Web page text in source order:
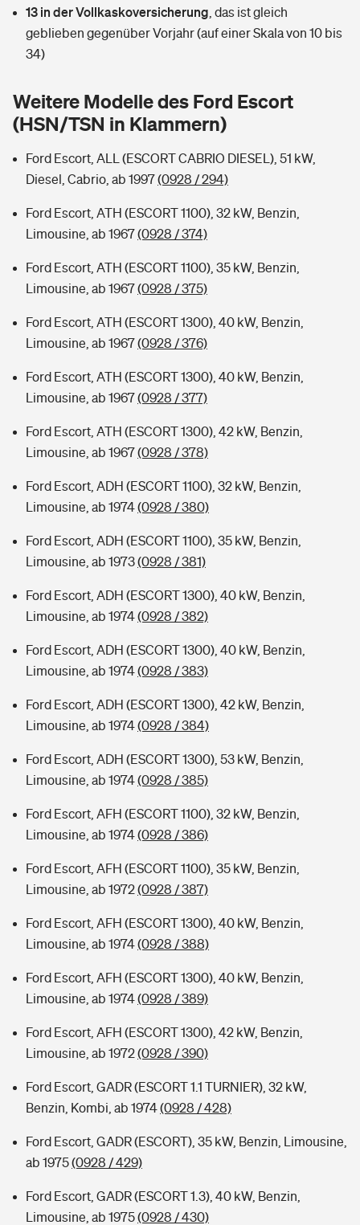
Tools
Hochwasser-Check: Wie gefährdet ist Ihr Haus?
Sie haben Fragen?
Handyversicherung
Private Cyberversicherung
Zur Übersicht
Kinderunfall-Check: Mehr Sicherheit für deine Kids
Typklassen: So ist Ihr Auto eingestuft
Sie haben Fragen?
Wer versichert was: Jetzt Versicherer finden
Rentenrechner: Wie viel Geld bekomme ich im Alter?
13 in der Vollkaskoversicherung das ist gleich
geblieben gegenüber Vorjahr (auf einer Skala von 10 bis
34)
Weitere Modelle des Ford Escort
(HSN/TSN in Klammern)
Ford Escort, ALL (ESCORT CABRIO DIESEL), 51 kW,
Diesel, Cabrio, ab 1997(0928 / 294)
Ford Escort, ATH (ESCORT 1100), 32 kW, Benzin,
Limousine, ab 1967(0928 / 374)
Ford Escort, ATH (ESCORT 1100), 35 kW, Benzin,
Limousine, ab 1967(0928 / 375)
Ford Escort, ATH (ESCORT 1300), 40 kW, Benzin,
Limousine, ab 1967(0928 / 376)
Ford Escort, ATH (ESCORT 1300), 40 kW, Benzin,
Limousine, ab 1967(0928 / 377)
Ford Escort, ATH (ESCORT 1300), 42 kW, Benzin,
Limousine, ab 1967(0928 / 378)
Ford Escort, ADH (ESCORT 1100), 32 kW, Benzin,
Limousine, ab 1974(0928 / 380)
Ford Escort, ADH (ESCORT 1100), 35 kW, Benzin,
Limousine, ab 1973(0928 / 381)
Ford Escort, ADH (ESCORT 1300), 40 kW, Benzin,
Limousine, ab 1974(0928 / 382)
Ford Escort, ADH (ESCORT 1300), 40 kW, Benzin,
Limousine, ab 1974(0928 / 383)
Ford Escort, ADH (ESCORT 1300), 42 kW, Benzin,
Limousine, ab 1974(0928 / 384)
Ford Escort, ADH (ESCORT 1300), 53 kW, Benzin,
Limousine, ab 1974(0928 / 385)
Ford Escort, AFH (ESCORT 1100), 32 kW, Benzin,
Limousine, ab 1974(0928 / 386)
Ford Escort, AFH (ESCORT 1100), 35 kW, Benzin,
Limousine, ab 1972(0928 / 387)
Ford Escort, AFH (ESCORT 1300), 40 kW, Benzin,
Limousine, ab 1974(0928 / 388)
Ford Escort, AFH (ESCORT 1300), 40 kW, Benzin,
Limousine, ab 1974(0928 / 389)
Ford Escort, AFH (ESCORT 1300), 42 kW, Benzin,
Limousine, ab 1972(0928 / 390)
Ford Escort, GADR (ESCORT 1.1 TURNIER), 32 kW,
Benzin, Kombi, ab 1974(0928 / 428)
Ford Escort, GADR (ESCORT), 35 kW, Benzin, Limousine,
ab 1975(0928 / 429)
Ford Escort, GADR (ESCORT 1.3), 40 kW, Benzin,
Limousine, ab 1975(0928 / 430)